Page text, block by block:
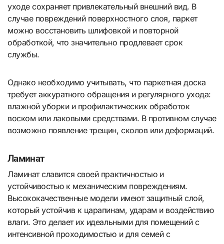
уходе сохраняет привлекательный внешний вид. В
случае повреждений поверхностного слоя, паркет
можно восстановить шлифовкой и повторной
обработкой, что значительно продлевает срок
службы.
Однако необходимо учитывать, что паркетная доска
требует аккуратного обращения и регулярного ухода:
влажной уборки и профилактических обработок
воском или лаковыми средствами. В противном случае
возможно появление трещин, сколов или деформаций.
Ламинат
Ламинат славится своей практичностью и
устойчивостью к механическим повреждениям.
Высококачественные модели имеют защитный слой,
который устойчив к царапинам, ударам и воздействию
влаги. Это делает их идеальными для помещений с
интенсивной проходимостью и для семей с